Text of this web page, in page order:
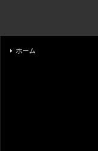
ホーム